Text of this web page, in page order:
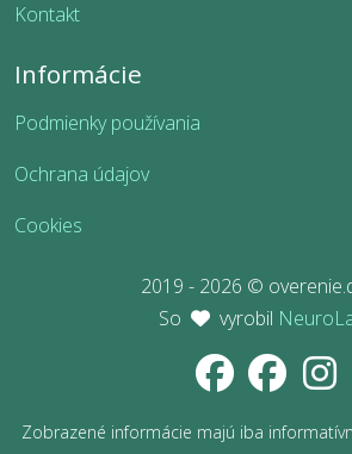
Kontakt
Informácie
Podmienky používania
Ochrana údajov
Cookies
2019 - 2026 ©
So
vyrobil
Zobrazené informácie majú iba